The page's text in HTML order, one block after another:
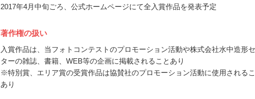
2017年4月中旬ごろ、公式ホームページにて全入賞作品を発表予定
著作権の扱い
入賞作品は、当フォトコンテストのプロモーション活動や株式会社水中造形
ターの雑誌、書籍、WEB等の企画に掲載されることあり
※特別賞、エリア賞の受賞作品は協賛社のプロモーション活動に使用される
あり